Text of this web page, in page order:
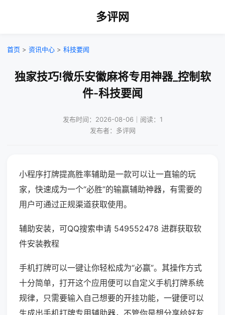
多评网
首页 > 资讯中心 > 科技要闻
独家技巧!微乐安徽麻将专用神器_控制软
件-科技要闻
发布时间：2026-08-06｜阅读：1
发布者：多评网
小程序打牌提高胜率辅助是一款可以让一直输的玩
家，快速成为一个“必胜”的输赢辅助神器，有需要的
用户可通过正规渠道获取使用。
辅助安装，可QQ搜索申请 549552478 进群获取软
件安装教程
手机打牌可以一键让你轻松成为“必赢”。其操作方式
十分简单，打开这个应用便可以自定义手机打牌系统
规律，只需要输入自己想要的开挂功能，一键便可以
生成出手机打牌专用辅助器，不管你是想分享给好友